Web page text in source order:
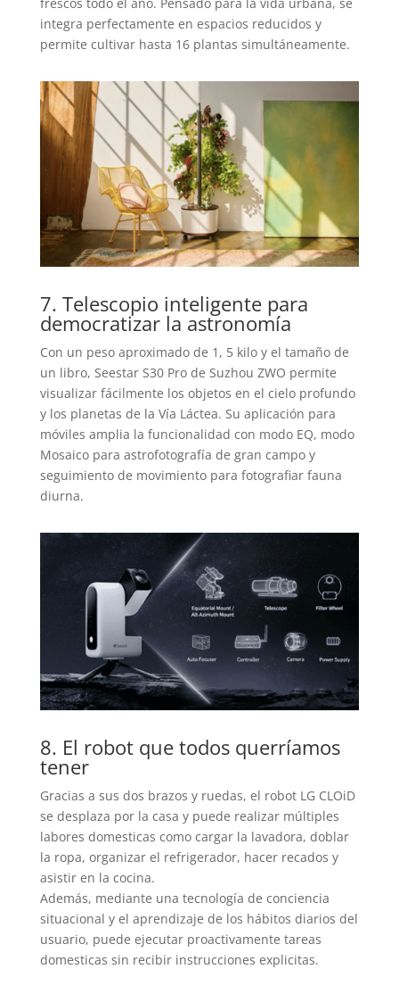
integra perfectamente en espacios reducidos y
permite cultivar hasta 16 plantas simultáneamente.
7. Telescopio inteligente para
democratizar la astronomía
Con un peso aproximado de 1, 5 kilo y el tamaño de
un libro, Seestar S30 Pro de Suzhou ZWO permite
visualizar fácilmente los objetos en el cielo profundo
y los planetas de la Vía Láctea. Su aplicación para
móviles amplia la funcionalidad con modo EQ, modo
Mosaico para astrofotografía de gran campo y
seguimiento de movimiento para fotografiar fauna
diurna.
8. El robot que todos querríamos
tener
Gracias a sus dos brazos y ruedas, el robot LG CLOiD
se desplaza por la casa y puede realizar múltiples
labores domesticas como cargar la lavadora, doblar
la ropa, organizar el refrigerador, hacer recados y
asistir en la cocina.
Además, mediante una tecnología de conciencia
situacional y el aprendizaje de los hábitos diarios del
usuario, puede ejecutar proactivamente tareas
domesticas sin recibir instrucciones explicitas.